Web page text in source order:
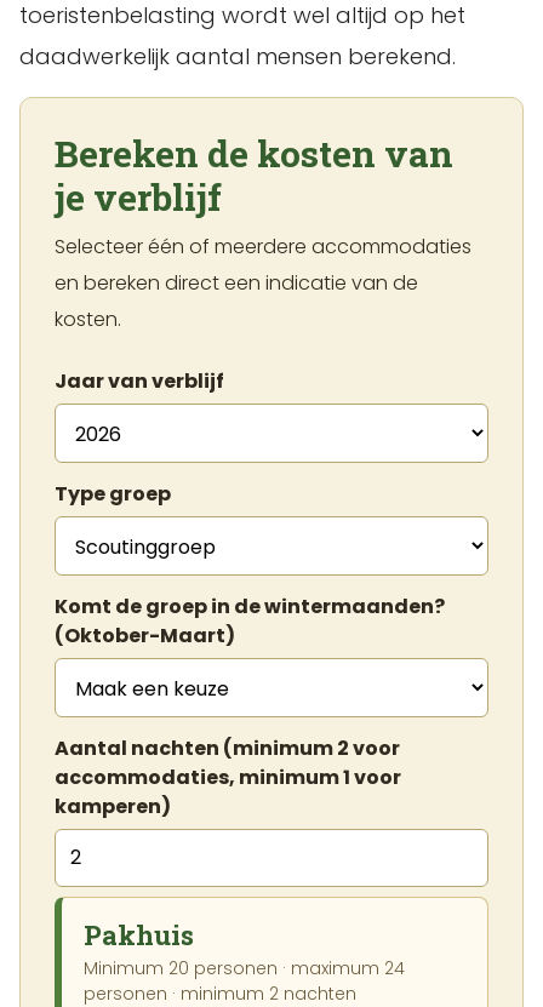
toeristenbelasting wordt wel altijd op het
daadwerkelijk aantal mensen berekend.
Bereken de kosten van
je verblijf
Selecteer één of meerdere accommodaties
en bereken direct een indicatie van de
kosten.
Jaar van verblijf
Type groep
Komt de groep in de wintermaanden?
(Oktober-Maart)
Aantal nachten (minimum 2 voor
accommodaties, minimum 1 voor
kamperen)
Pakhuis
Minimum 20 personen · maximum 24
personen · minimum 2 nachten